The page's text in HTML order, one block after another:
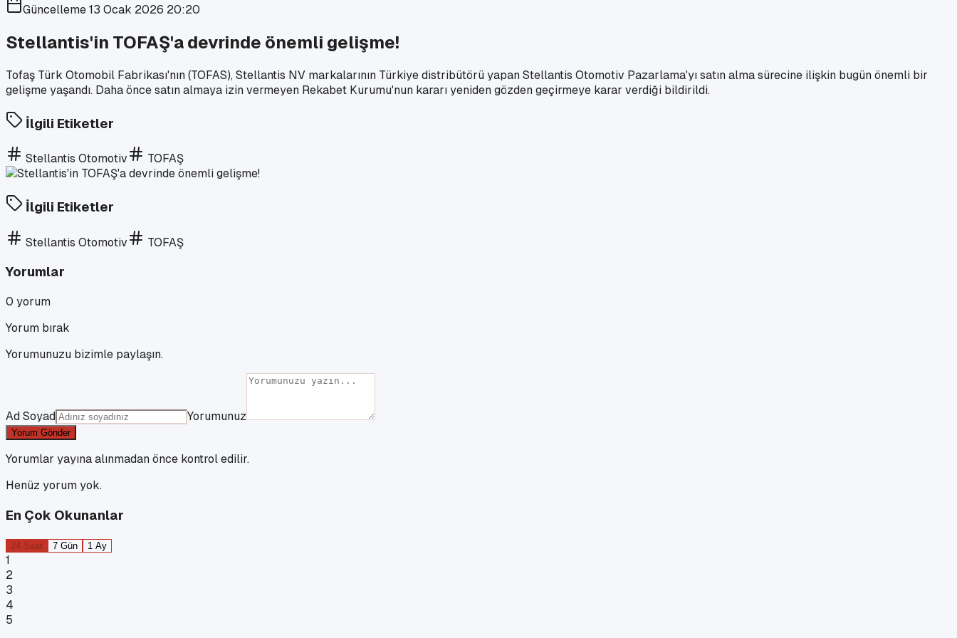
Güncelleme13 Ocak 2026 20:20
Stellantis'in TOFAŞ'a devrinde önemli gelişme!
Tofaş Türk Otomobil Fabrikası'nın (TOFAS), Stellantis NV markalarının Türkiye distribütörü yapan Stellantis Otomotiv Pazarlama'yı satın alma sürecine ilişkin bugün önemli bir
gelişme yaşandı. Daha önce satın almaya izin vermeyen Rekabet Kurumu'nun kararı yeniden gözden geçirmeye karar verdiği bildirildi.
İlgili Etiketler
Stellantis Otomotiv TOFAŞ
İlgili Etiketler
Stellantis Otomotiv TOFAŞ
Yorumlar
0 yorum
Yorum bırak
Yorumunuzu bizimle paylaşın.
Ad Soyad Yorumunuz
Yorum Gönder
Yorumlar yayına alınmadan önce kontrol edilir.
Henüz yorum yok.
En Çok Okunanlar
24 Saat 7 Gün 1 Ay
1
2
3
4
5